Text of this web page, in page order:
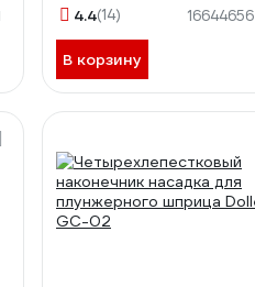
NORDBERG NO9010
4.4(14) 16644656
В корзину